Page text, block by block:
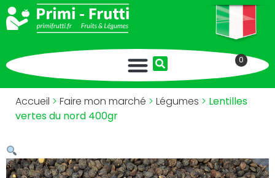
0
Accueil > Faire mon marché > Légumes > Lentilles
vertes du nord 400gr